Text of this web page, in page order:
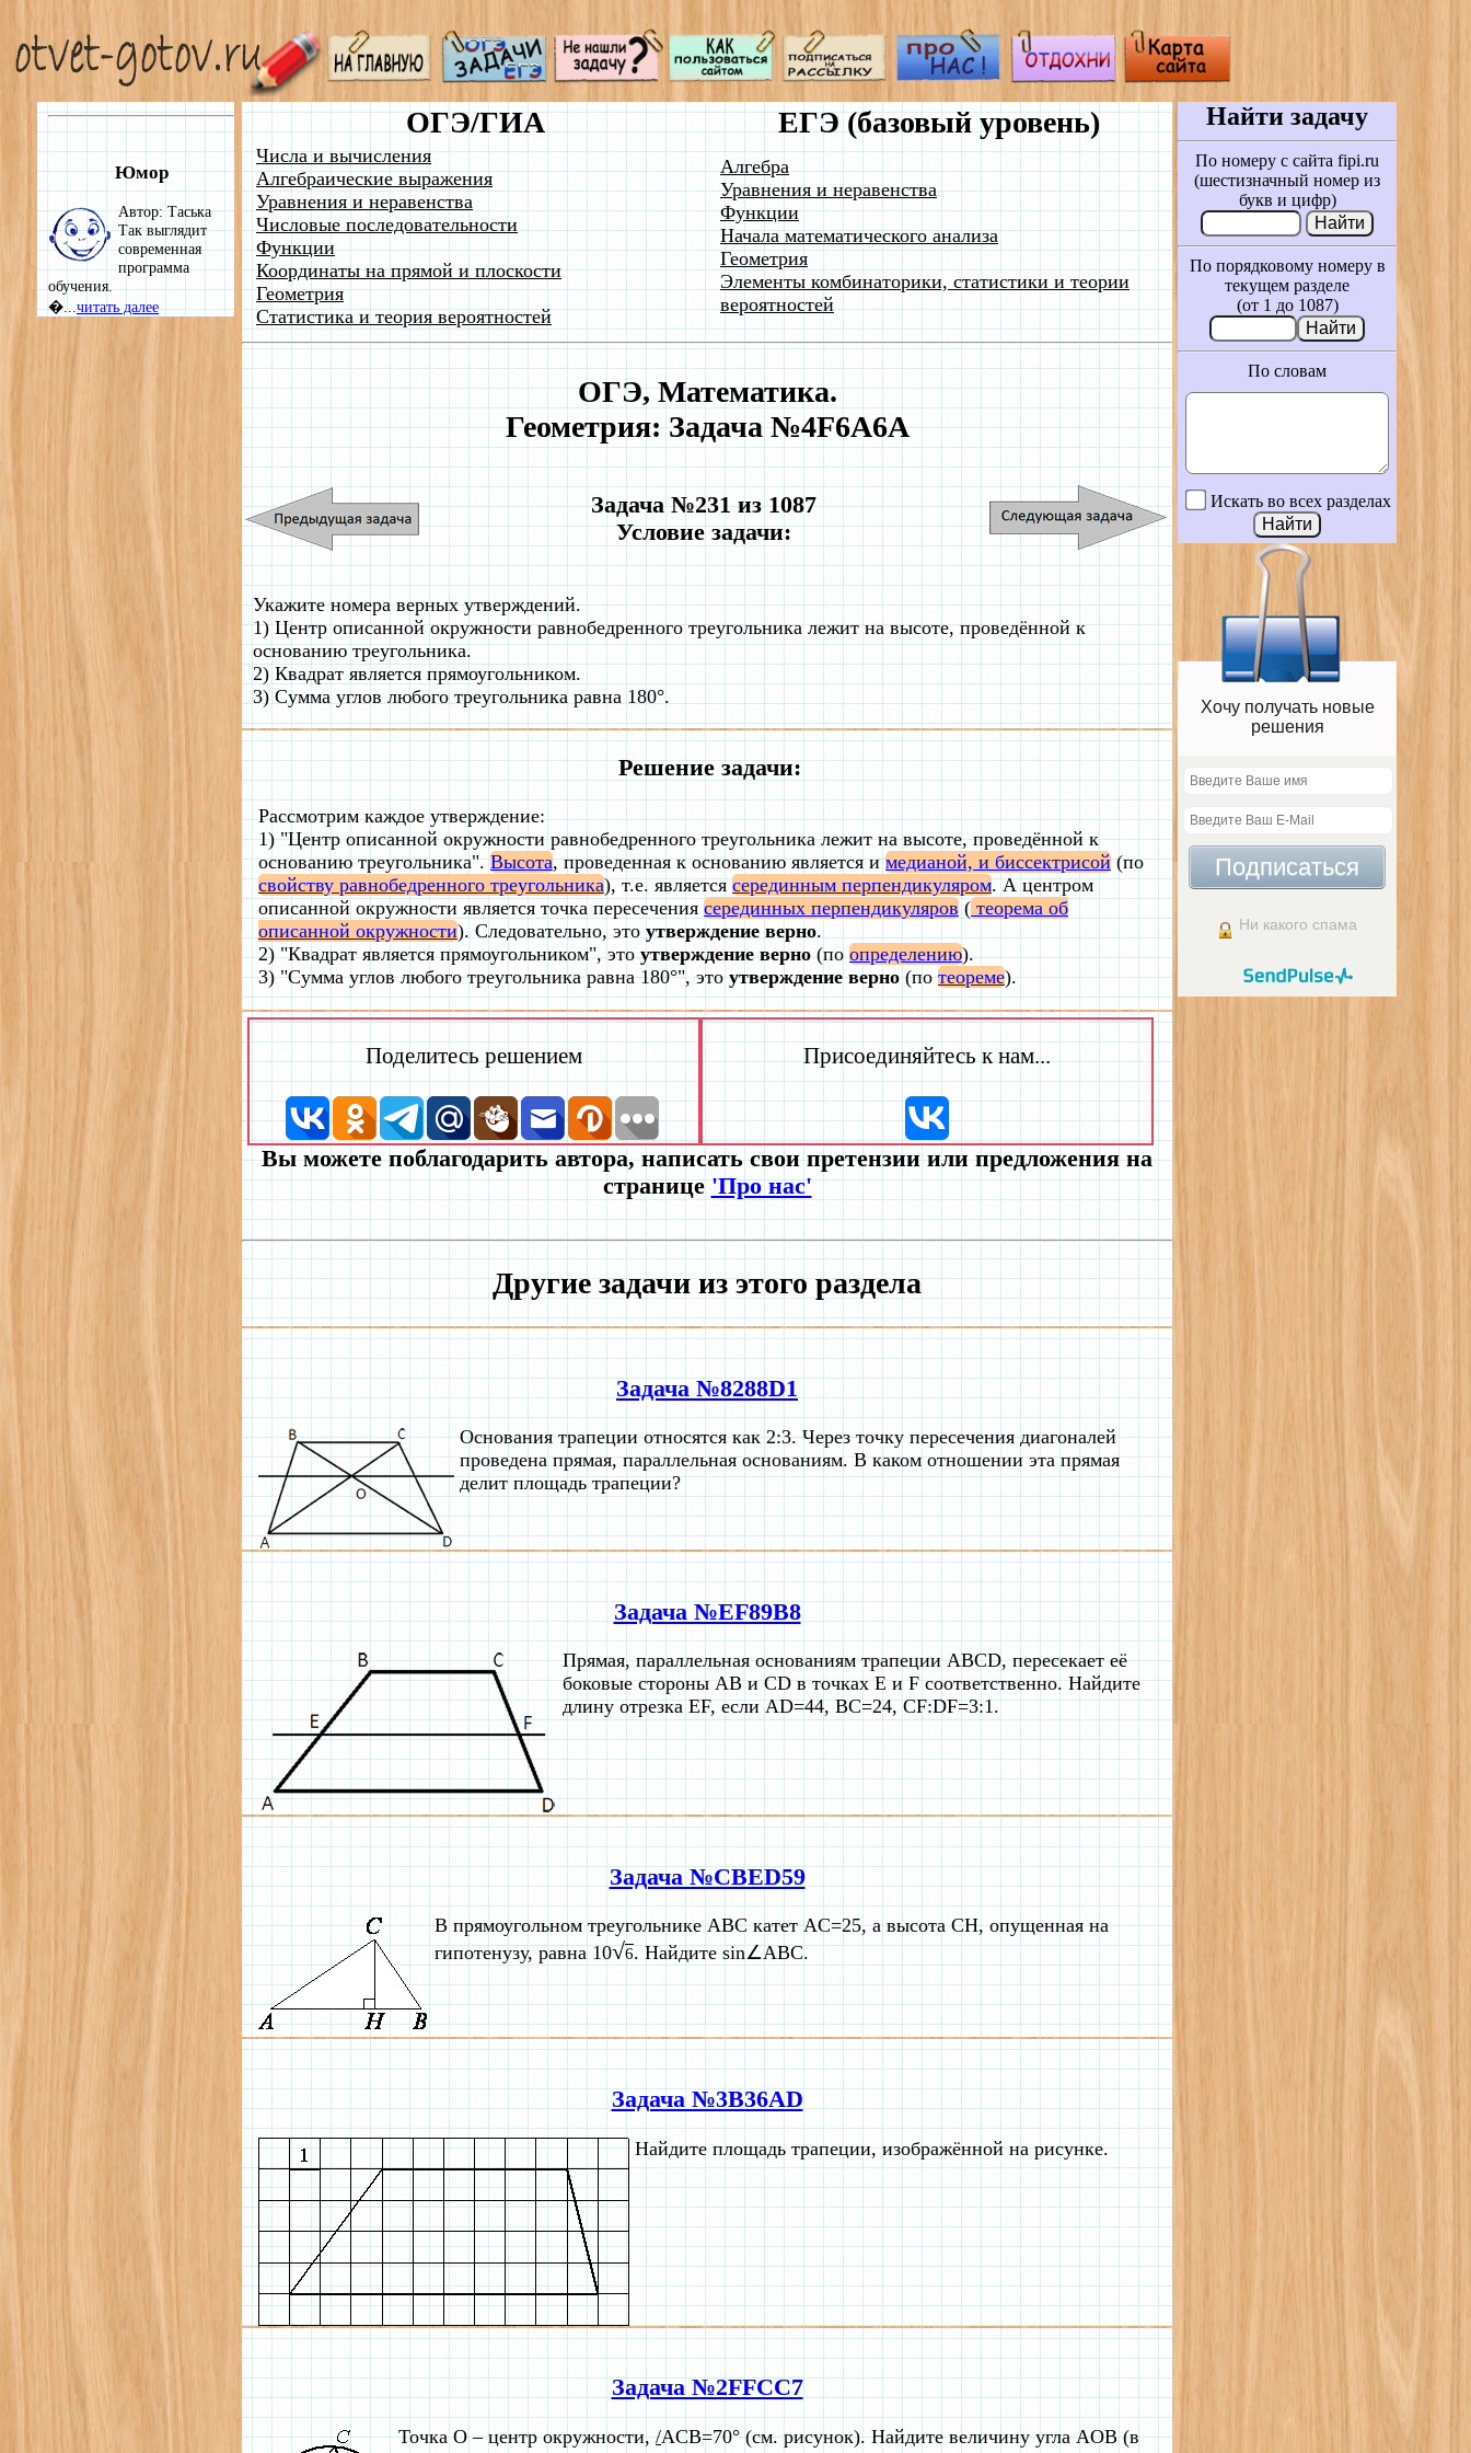
Юмор
Автор: Таська
Так выглядит
современная
программа
обучения.
�...читать далее
ОГЭ/ГИА ЕГЭ (базовый уровень)
Числа и вычисления
Алгебраические выражения
Уравнения и неравенства
Числовые последовательности
Функции
Координаты на прямой и плоскости
Геометрия
Статистика и теория вероятностей
Алгебра
Уравнения и неравенства
Функции
Начала математического анализа
Геометрия
Элементы комбинаторики, статистики и теории
вероятностей
ОГЭ, Математика.
Геометрия: Задача №4F6A6A
Задача №231 из 1087
Условие задачи:
Укажите номера верных утверждений.
1) Центр описанной окружности равнобедренного треугольника лежит на высоте, проведённой к
основанию треугольника.
2) Квадрат является прямоугольником.
3) Сумма углов любого треугольника равна 180°.
Решение задачи:
Рассмотрим каждое утверждение:
1) "Центр описанной окружности равнобедренного треугольника лежит на высоте, проведённой к
основанию треугольника".Высота, проведенная к основанию является имедианой, и биссектрисой(по
свойству равнобедренного треугольника), т.е. является серединным перпендикуляром. А центром
описанной окружности является точка пересечения серединных перпендикуляров (теорема об
описанной окружности). Следовательно, это утверждение верно.
2) "Квадрат является прямоугольником", этоутверждение верно(поопределению).
3) "Сумма углов любого треугольника равна 180°", этоутверждение верно(потеореме).
Поделитесь решением Присоединяйтесь к нам...
Вы можете поблагодарить автора, написать свои претензии или предложения на
странице'Про нас'
Другие задачи из этого раздела
Задача №8288D1
Основания трапеции относятся как 2:3. Через точку пересечения диагоналей
проведена прямая, параллельная основаниям. В каком отношении эта прямая
делит площадь трапеции?
Задача №EF89B8
Прямая, параллельная основаниям трапеции ABCD, пересекает её
боковые стороны AB и CD в точках E и F соответственно. Найдите
длину отрезка EF, если AD=44, BC=24, CF:DF=3:1.
Задача №CBED59
В прямоугольном треугольнике ABC катет AC=25, а высота CH, опущенная на
гипотенузу, равна 10√6. Найдите sin∠ABC.
Задача №3B36AD
Найдите площадь трапеции, изображённой на рисунке.
Задача №2FFCC7
Точка О – центр окружности,/ACB=70° (см. рисунок). Найдите величину угла AOB (в
Найти задачу
По номеру с сайта fipi.ru
(шестизначный номер из
букв и цифр)
По порядковому номеру в
текущем разделе
(от 1 до 1087)
По словам
Искать во всех разделах
Хочу получать новые
решения
Подписаться
Ни какого спама